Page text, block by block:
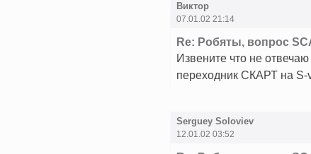
Виктор
07.01.02 21:14
Re: Робяты, вопрос
Извените что не
переходник СКАРТ на S-
Serguey Soloviev
12.01.02 03:52